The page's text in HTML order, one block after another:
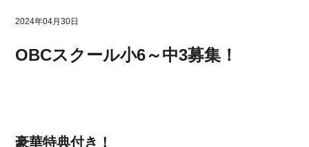
2024年04月30日
OBCスクール小6～中3募集！
豪華特典付き！